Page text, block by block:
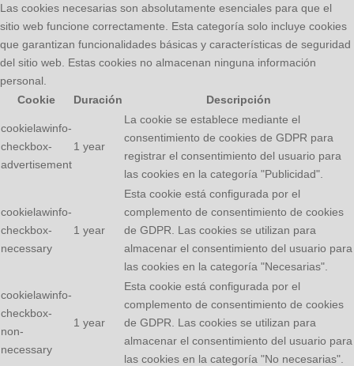
Las cookies necesarias son absolutamente esenciales para que el
sitio web funcione correctamente. Esta categoría solo incluye cookies
que garantizan funcionalidades básicas y características de seguridad
del sitio web. Estas cookies no almacenan ninguna información
personal.
Cookie
Duración Descripción
cookielawinfo-
checkbox-
advertisement
1 year
La cookie se establece mediante el
consentimiento de cookies de GDPR para
registrar el consentimiento del usuario para
las cookies en la categoría "Publicidad".
cookielawinfo-
checkbox-
necessary
1 year
Esta cookie está configurada por el
complemento de consentimiento de cookies
de GDPR. Las cookies se utilizan para
almacenar el consentimiento del usuario para
las cookies en la categoría "Necesarias".
cookielawinfo-
checkbox-
non-
necessary
1 year
Esta cookie está configurada por el
complemento de consentimiento de cookies
de GDPR. Las cookies se utilizan para
almacenar el consentimiento del usuario para
las cookies en la categoría "No necesarias".